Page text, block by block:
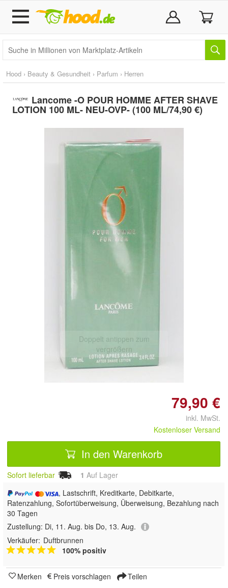
Hood › Beauty & Gesundheit › Parfum › Herren
Lancome -O POUR HOMME AFTER SHAVE
LOTION 100 ML- NEU-OVP- (100 ML/74,90 €)
Doppelt antippen zum
vergrößern
79,90 €
inkl. MwSt.
Kostenloser Versand
In den Warenkorb
Sofort lieferbar 1 Auf Lager
, Lastschrift, Kreditkarte, Debitkarte,
Ratenzahlung, Sofortüberweisung, Überweisung, Bezahlung nach
30 Tagen
Zustellung: Di, 11. Aug. bis Do, 13. Aug.
Verkäufer: Duftbrunnen
100% positiv
Merken Preis vorschlagen Teilen